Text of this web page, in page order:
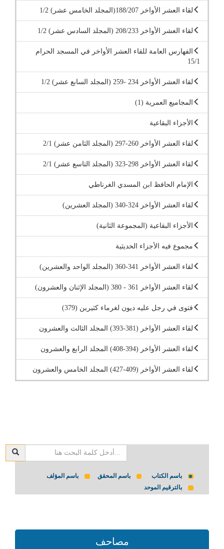
لقاء العشر الأواخر 188/207(المجلد الخامس عشر) 1/2
لقاء العشر الأواخر 208/233 (المجلد السادس عشر) 1/2
الفهارس العامة للقاء العشر الأواخر في المسجد الحرام
15/1
لقاء العشر الأواخر 234 -259 (المجلد السابع عشر) 1/2
المجاميع العمرية (1)
الأجزاء البقاعية
لقاء العشر الأواخر 260-297 (المجلد الثامن عشر) 2/1
لقاء العشر الأواخر 298-323 (المجلد التاسع عشر) 2/1
الإمام الحافظ ابن المسدي الغرناطي
لقاء العشر الأواخر 324-340 (المجلد العشرين)
الأجزاء البقاعية (المجموعة الثانية)
مجموع فيه الأجزاء الحديثية
لقاء العشر الأواخر 341-360 (المجلد الواحد والعشرين)
لقاء العشر الأواخر 361 - 380 (المجلد الإثنان والعشرون)
فتوى في رجل عليه ديون لغرماء كثيرين (379)
لقاء العشر الأواخر (381-393) المجلد الثالث والعشرون
لقاء العشر الأواخر (394-408) المجلد الرابع والعشرون
لقاء العشر الأواخر (409-427) المجلد الخامس والعشرون
باسم الكتاب باسم المحقق
باسم المؤلف
بالترقيم الموحد
مصاحف